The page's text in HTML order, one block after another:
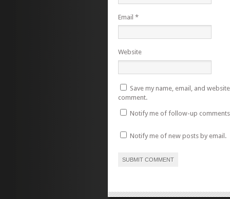
Email *
Website
Save my name, email, and
comment.
Notify me of follow-up
Notify me of new posts by email.